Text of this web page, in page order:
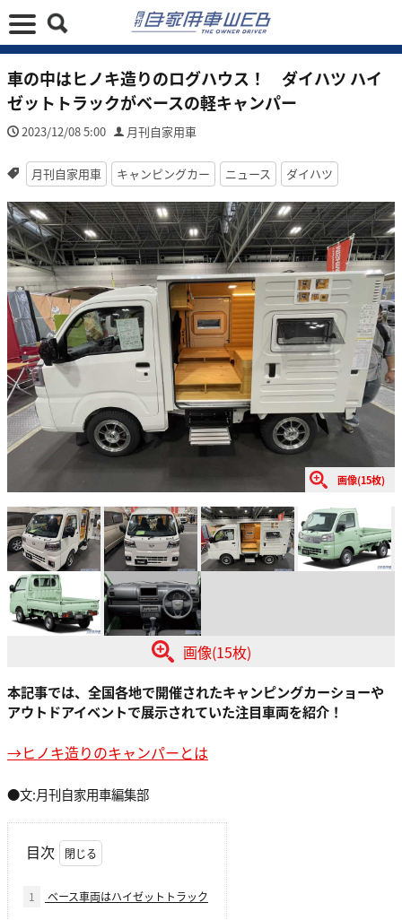
車の中はヒノキ造りのログハウス！ ダイハツ ハイ
ゼットトラックがベースの軽キャンパー
2023/12/08 5:00 月刊自家用車
月刊自家用車 キャンピングカー ニュース ダイハツ
画像(15枚)
画像(15枚)
本記事では、全国各地で開催されたキャンピングカーショーや
アウトドアイベントで展示されていた注目車両を紹介！
→ヒノキ造りのキャンパーとは
●文:月刊自家用車編集部
目次
1 ベース車両はハイゼットトラック